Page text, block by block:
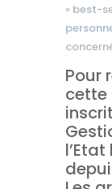
« best-
Pour
cette